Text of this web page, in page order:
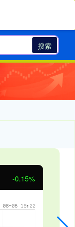
搜索
0.30%